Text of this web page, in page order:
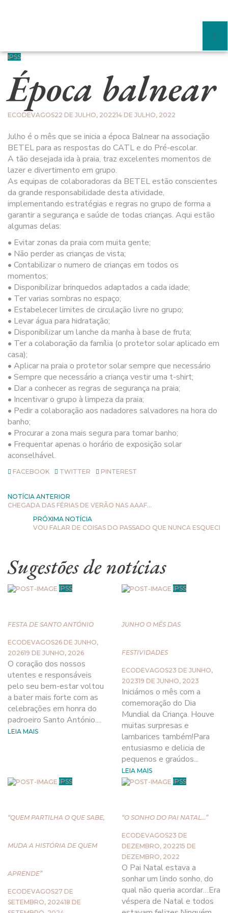
IPSS
Época balnear
ECODEVAGOS22 DE JULHO, 202214 DE JULHO, 2022
Julho é o mês que se inicia a época Balnear na associação
BETEL para as respostas do CATL e do Pré-escolar.
A tão desejada ida à praia, traz excelentes momentos de
lazer e divertimento em grupo.
As equipas de colaboradoras da BETEL estão conscientes
da grande responsabilidade desta atividade,
implementando estratégias e regras no grupo de forma a
garantir a segurança e saúde de todas crianças. Aqui estão
algumas delas:
• Evitar zonas da praia com muita gente;
• Não perder as crianças de vista;
• Contabilizar o numero de crianças em todos os
momentos;
• Disponibilizar brinquedos adaptados a cada idade;
• Ter varias sombras no espaço;
• Estabelecer limites de circulação livre no grupo;
• Levar água para hidratação;
• Disponibilizar um lanche da manha à base de fruta;
• Ter a colaboração da família (o protetor solar aplicado em
casa);
• Aplicar na praia o protetor solar sempre que necessário
• Sempre que necessário a criança vestir uma t-shirt;
• Dar a conhecer as regras de segurança na praia;
• Incentivar o grupo à limpeza da praia;
• Pedir a colaboração aos nadadores salvadores na hora do
banho;
• Procurar a zona mais segura para tomar banho;
• Frequentar apenas o horário de exposição solar
aconselhável.
FACEBOOK TWITTER PINTEREST
NOTÍCIA ANTERIOR
CHEGADA DAS FÉRIAS DE VERÃO NAS AAAF…
PRÓXIMA NOTÍCIA
VOU FALAR DE COISAS DO PASSADO QUE NUNCA ESQUECI
Sugestões de notícias
IPSS
FESTA DE SANTO ANTÓNIO
ECODEVAGOS26 DE JUNHO,
202619 DE JUNHO, 2026
O coração dos nossos
utentes e responsáveis
pelo seu bem-estar voltou
a bater mais forte com as
celebrações em honra do
padroeiro Santo António....
LEIA MAIS
IPSS
JUNHO O MÊS DAS
FESTIVIDADES
ECODEVAGOS23 DE JUNHO,
202319 DE JUNHO, 2023
Iniciámos o mês com a
comemoração do Dia
Mundial da Criança. Houve
muitas surpresas e
lambarices também!Para
entusiasmo e delicia de
pequenos e graúdos...
LEIA MAIS
IPSS
“QUEM PARTILHA O QUE SABE,
MUDA A HISTÓRIA DE QUEM
APRENDE”
ECODEVAGOS27 DE
SETEMBRO, 202418 DE
IPSS
“O SONHO DO PAI NATAL…”
ECODEVAGOS23 DE
DEZEMBRO, 202215 DE
DEZEMBRO, 2022
O Pai Natal estava a
sonhar um lindo sonho, do
qual não queria acordar…Era
véspera de Natal e todos